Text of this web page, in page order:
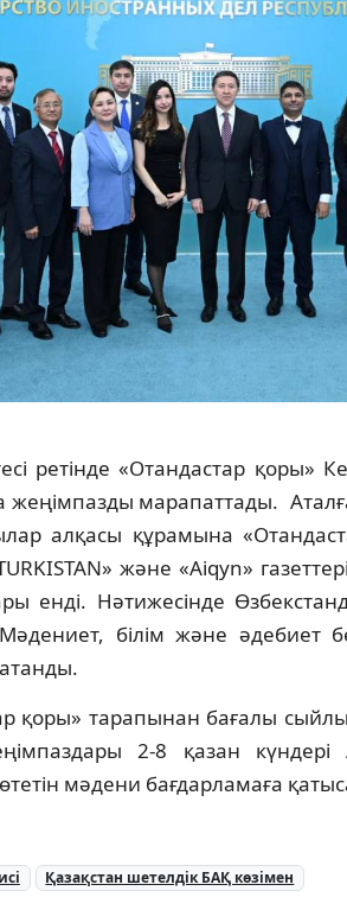
ретінде «Отандастар қоры»
марапаттады.
алқасы құрамына
және «Aiqyn»
енді. Нәтижесінде
Мәдениет, білім және әдебиет
қоры» тарапынан бағалы
2-8 қазан
мәдени бағдарламаға
Қазақстан шетелдік БАҚ көзімен